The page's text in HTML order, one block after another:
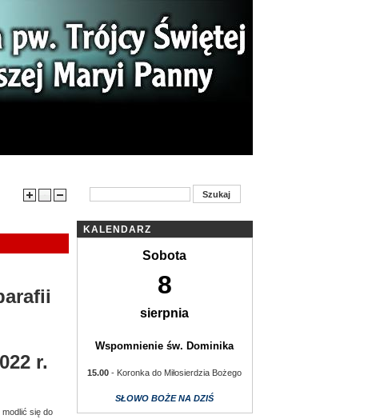
r.
się do
KALENDARZ
Sobota
8
sierpnia
Wspomnienie św. Dominika
15.00 - Koronka do Miłosierdzia Bożego
SŁOWO BOŻE NA DZIŚ